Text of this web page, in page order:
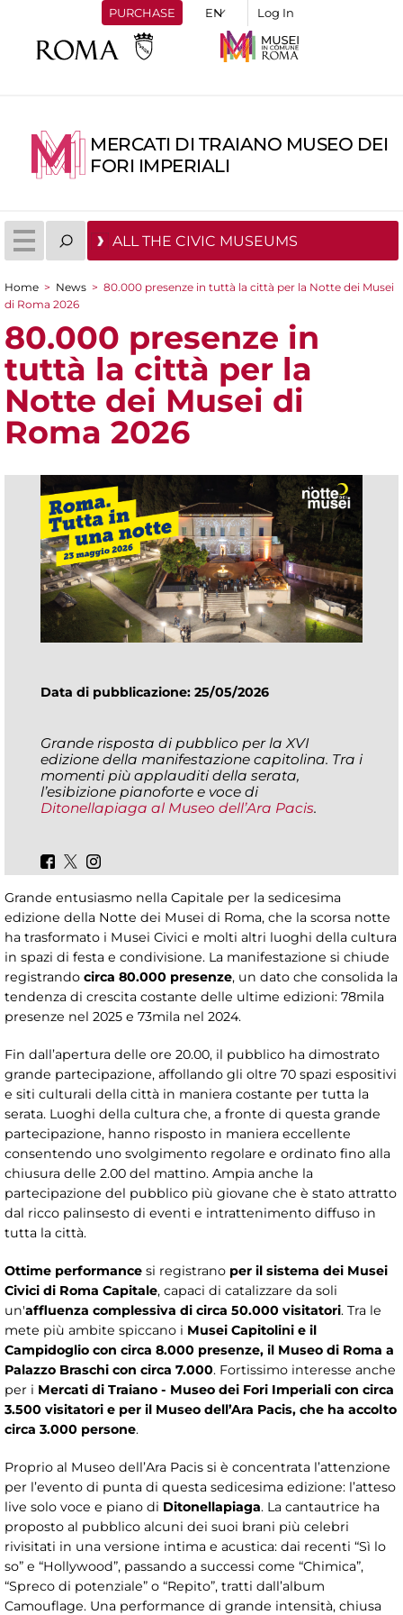
PURCHASE Log In
MERCATI DI TRAIANO MUSEO DEI
FORI IMPERIALI
ALL THE CIVIC MUSEUMS
You are here
Home > News > 80.000 presenze in tuttà la città per la Notte dei Musei
di Roma 2026
80.000 presenze in
tuttà la città per la
Notte dei Musei di
Roma 2026
Data di pubblicazione: 25/05/2026
Grande risposta di pubblico per la XVI
edizione della manifestazione capitolina. Tra i
momenti più applauditi della serata,
l’esibizione pianoforte e voce di
Ditonellapiaga al Museo dell’Ara Pacis.
Grande entusiasmo nella Capitale per la sedicesima
edizione della Notte dei Musei di Roma, che la scorsa notte
ha trasformato i Musei Civici e molti altri luoghi della cultura
in spazi di festa e condivisione. La manifestazione si chiude
registrando circa 80.000 presenze, un dato che consolida la
tendenza di crescita costante delle ultime edizioni: 78mila
presenze nel 2025 e 73mila nel 2024.
Fin dall’apertura delle ore 20.00, il pubblico ha dimostrato
grande partecipazione, affollando gli oltre 70 spazi espositivi
e siti culturali della città in maniera costante per tutta la
serata. Luoghi della cultura che, a fronte di questa grande
partecipazione, hanno risposto in maniera eccellente
consentendo uno svolgimento regolare e ordinato fino alla
chiusura delle 2.00 del mattino. Ampia anche la
partecipazione del pubblico più giovane che è stato attratto
dal ricco palinsesto di eventi e intrattenimento diffuso in
tutta la città.
Ottime performance si registrano per il sistema dei Musei
Civici di Roma Capitale, capaci di catalizzare da soli
un'affluenza complessiva di circa 50.000 visitatori. Tra le
mete più ambite spiccano i Musei Capitolini e il
Campidoglio con circa 8.000 presenze, il Museo di Roma a
Palazzo Braschi con circa 7.000. Fortissimo interesse anche
per i Mercati di Traiano - Museo dei Fori Imperiali con circa
3.500 visitatori e per il Museo dell’Ara Pacis, che ha accolto
circa 3.000 persone.
Proprio al Museo dell’Ara Pacis si è concentrata l’attenzione
per l’evento di punta di questa sedicesima edizione: l’atteso
live solo voce e piano di Ditonellapiaga. La cantautrice ha
proposto al pubblico alcuni dei suoi brani più celebri
rivisitati in una versione intima e acustica: dai recenti “Sì lo
so” e “Hollywood”, passando a successi come “Chimica”,
“Spreco di potenziale” o “Repito”, tratti dall’album
Camouflage. Una performance di grande intensità, chiusa